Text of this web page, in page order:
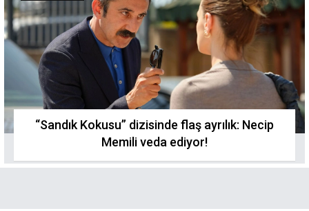
“Sandık Kokusu” dizisinde flaş ayrılık: Necip
Memili veda ediyor!